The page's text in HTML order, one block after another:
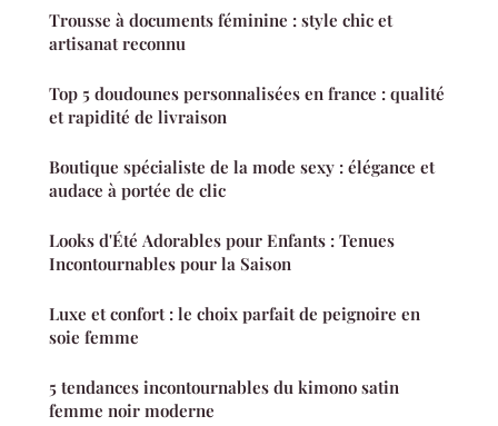
Trousse à documents féminine : style chic et
artisanat reconnu
Top 5 doudounes personnalisées en france : qualité
et rapidité de livraison
Boutique spécialiste de la mode sexy : élégance et
audace à portée de clic
Looks d'Été Adorables pour Enfants : Tenues
Incontournables pour la Saison
Luxe et confort : le choix parfait de peignoire en
soie femme
5 tendances incontournables du kimono satin
femme noir moderne